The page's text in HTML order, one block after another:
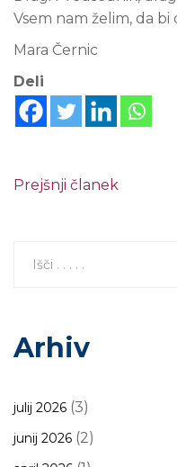
Vsem nam želim, da bi
Mara Černic
Deli
Prejšnji članek
Arhiv
julij 2026 (3)
junij 2026 (2)